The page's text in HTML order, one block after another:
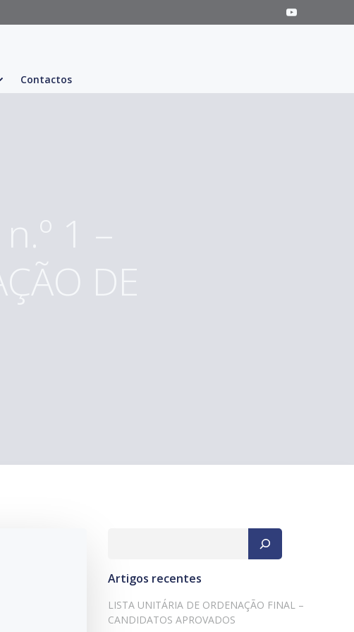
Contactos
1 –
DE
Artigos recentes
LISTA UNITÁRIA DE ORDENAÇÃO FINAL –
CANDIDATOS APROVADOS